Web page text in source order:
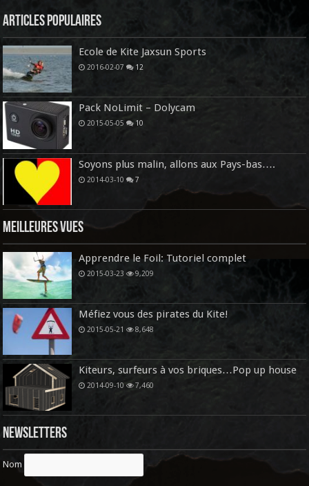
Articles Populaires
Ecole de Kite Jaxsun Sports
2016-02-07 12
Pack NoLimit – Dolycam
2015-05-05 10
Soyons plus malin, allons aux Pays-bas….
2014-03-10 7
Meilleures vues
Apprendre le Foil: Tutoriel complet
2015-03-23 9,209
Méfiez vous des pirates du Kite!
2015-05-21 8,648
Kiteurs, surfeurs à vos briques…Pop up house
2014-09-10 7,460
Newsletters
Nom